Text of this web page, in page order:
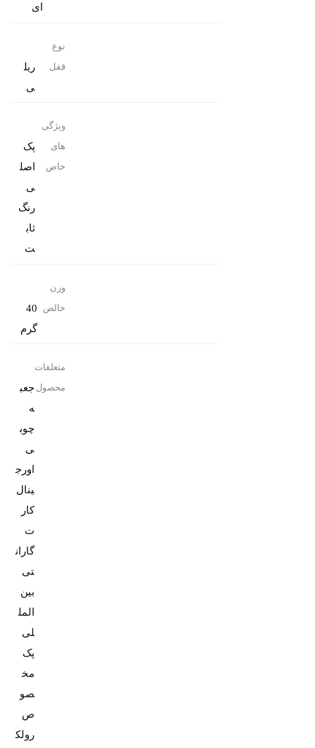
ای
نوع
قفل
ریل
ی
ویژگی
های
خاص
پک
اصل
رنگ
ثاب
ت
وزن
خالص
40
گرم
متعلقات
محصول جعب
ه
چوب
ی
اورج
کار
ت
گاران
تی
بین
المل
پک
مخ
صو
ص
رولک